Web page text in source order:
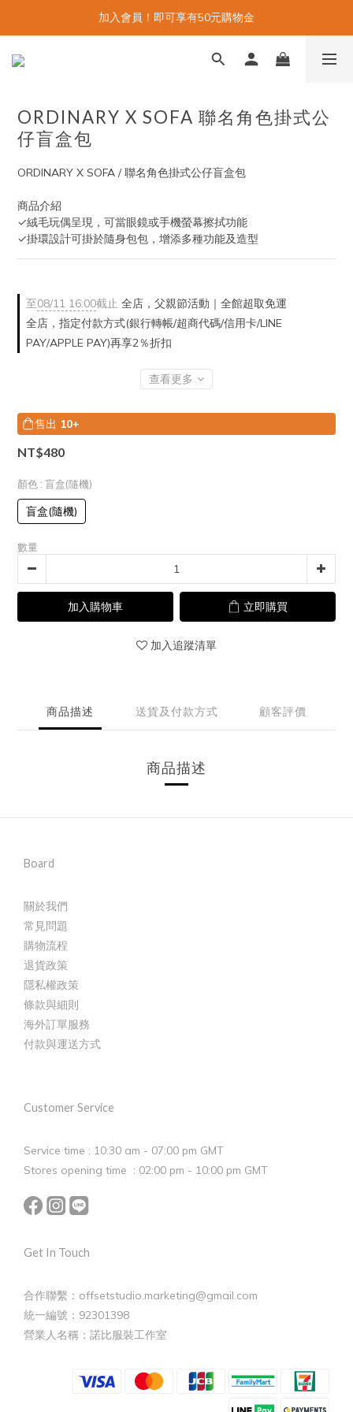
加入會員！即可享有50元購物金
ORDINARY X SOFA 聯名角色掛式公
仔盲盒包
ORDINARY X SOFA / 聯名角色掛式公仔盲盒包
商品介紹
✓絨毛玩偶呈現，可當眼鏡或手機螢幕擦拭功能
✓掛環設計可掛於隨身包包，增添多種功能及造型
至08/11 16:00截止 全店，父親節活動｜全館超取免運
全店，指定付款方式(銀行轉帳/超商代碼/信用卡/LINE
PAY/APPLE PAY)再享2％折扣
查看更多
售出 10+
NT$480
顏色 : 盲盒(隨機)
盲盒(隨機)
數量
加入購物車 立即購買
加入追蹤清單
商品描述 送貨及付款方式 顧客評價
商品描述
Board
關於我們
常見問題
購物流程
退貨政策
隱私權政策
條款與細則
海外訂單服務
付款與運送方式
Customer Service
Service time : 10:30 am - 07:00 pm GMT
Stores opening time : 02:00 pm - 10:00 pm GMT
Get In Touch
合作聯繫：offsetstudio.marketing@gmail.com
統一編號：92301398
營業人名稱：諾比服裝工作室